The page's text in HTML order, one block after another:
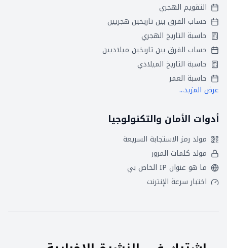
التقويم الهجري
حساب الفرق بين تاريخين هجريين
حاسبة التاريخ الهجري
حساب الفرق بين تاريخين ميلاديين
حاسبة التاريخ الميلادي
حاسبة العمر
عرض المزيد...
أدوات الأمان والتكنولوجيا
مولد رمز الاستجابة السريعة
مولد كلمات المرور
ما هو عنوان IP الخاص بي
اختبار سرعة الإنترنت